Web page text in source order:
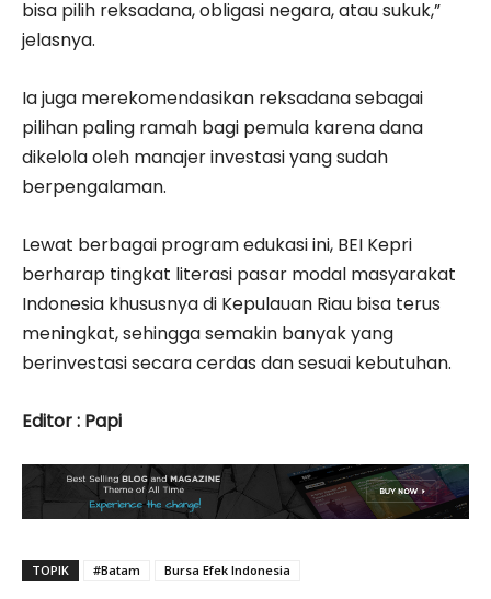
bisa pilih reksadana, obligasi negara, atau sukuk,”
jelasnya.
Ia juga merekomendasikan reksadana sebagai
pilihan paling ramah bagi pemula karena dana
dikelola oleh manajer investasi yang sudah
berpengalaman.
Lewat berbagai program edukasi ini, BEI Kepri
berharap tingkat literasi pasar modal masyarakat
Indonesia khususnya di Kepulauan Riau bisa terus
meningkat, sehingga semakin banyak yang
berinvestasi secara cerdas dan sesuai kebutuhan.
Editor : Papi
TOPIK #Batam Bursa Efek Indonesia